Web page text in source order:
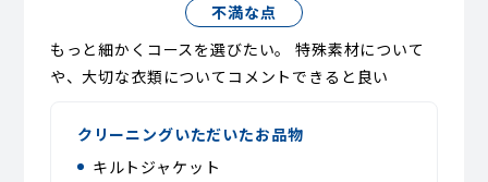
不満な点
もっと細かくコースを選びたい。 特殊素材について
や、大切な衣類についてコメントできると良い
クリーニングいただいたお品物
キルトジャケット